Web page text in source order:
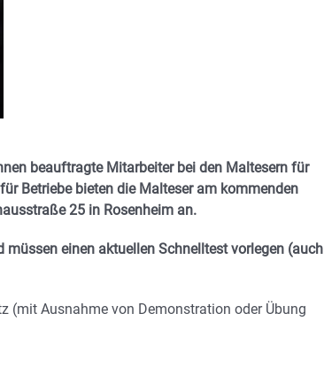
beauftragte Mitarbeiter bei den Maltesern für
Betriebe bieten die Malteser am kommenden
25 in Rosenheim an.
einen aktuellen Schnelltest vorlegen (auch
(mit Ausnahme von Demonstration oder Übung